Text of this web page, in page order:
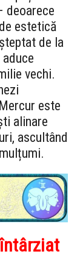
deoarece
estetică
de la
vechi.
este
alinare
ascultând